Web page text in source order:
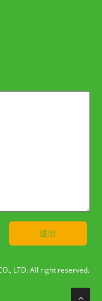
送出
LTD. All right reserved.